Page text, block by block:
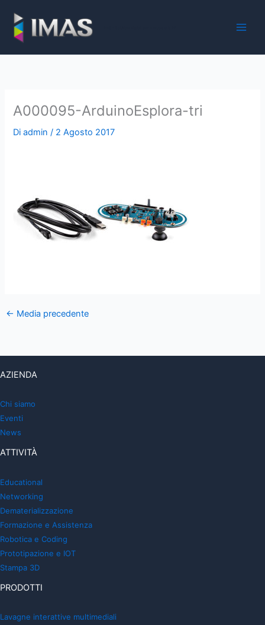
contenuto
A000095-ArduinoEsplora-tri
Diadmin/ 2 Agosto 2017
← Media precedente
AZIENDA
Chi siamo
Eventi
News
ATTIVITÀ
Educational
Networking
Dematerializzazione
Formazione e Assistenza
Robotica e Coding
Prototipazione e IOT
Stampa 3D
PRODOTTI
Lavagne interattive multimediali